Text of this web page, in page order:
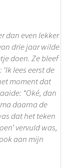
dan even lekker
drie jaar wilde
doen. Ze bleef
lees eerst de
moment dat
“Oké, dan
daarna de
dat het teken
vervuld was,
aan mijn